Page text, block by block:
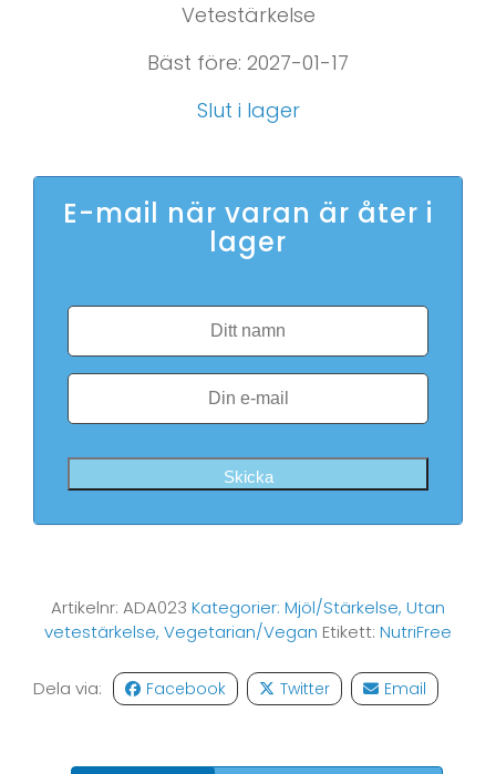
Vetestärkelse
Bäst före: 2027-01-17
Slut i lager
E-mail när varan är åter i
lager
Skicka
Artikelnr: ADA023 Kategorier: Mjöl/Stärkelse, Utan
vetestärkelse, Vegetarian/Vegan Etikett: NutriFree
Dela via: Facebook Twitter Email